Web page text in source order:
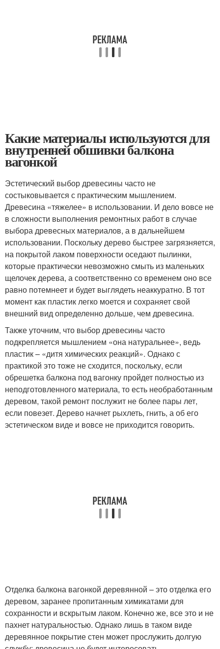
Какие материалы используются для
внутренней обшивки балкона
вагонкой
Эстетический выбор древесины часто не
состыковывается с практическим мышлением.
Древесина «тяжелее» в использовании. И дело вовсе не
в сложности выполнения ремонтных работ в случае
выбора древесных материалов, а в дальнейшем
использовании. Поскольку дерево быстрее загрязняется,
на покрытой лаком поверхности оседают пылинки,
которые практически невозможно смыть из маленьких
щелочек дерева, а соответственно со временем оно все
равно потемнеет и будет выглядеть неаккуратно. В тот
момент как пластик легко моется и сохраняет свой
внешний вид определенно дольше, чем древесина.
Также уточним, что выбор древесины часто
подкрепляется мышлением «она натуральнее», ведь
пластик – «дитя химических реакций». Однако с
практикой это тоже не сходится, поскольку, если
обрешетка балкона под вагонку пройдет полностью из
неподготовленного материала, то есть необработанным
деревом, такой ремонт послужит не более пары лет,
если повезет. Дерево начнет рыхлеть, гнить, а об его
эстетическом виде и вовсе не приходится говорить.
Отделка балкона вагонкой деревянной – это отделка его
деревом, заранее пропитанным химикатами для
сохранности и вскрытым лаком. Конечно же, все это и не
пахнет натуральностью. Однако лишь в таком виде
деревянное покрытие стен может прослужить долгую